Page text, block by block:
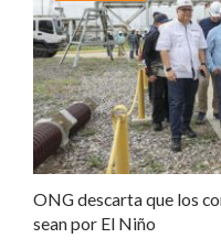
ONG descarta que los
sean por El Niño